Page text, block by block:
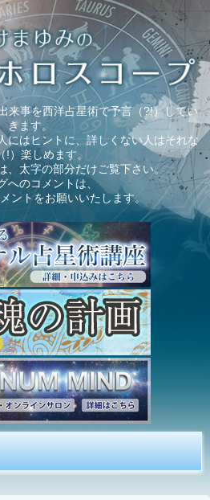
来事を西洋占星術で予言（?!）してい
きます。
にはヒントに、詳しくない人はそれな
!）楽しめます。
、太字の部分だけご覧下さい。
へのコメントは、
ントをお願いいたします。